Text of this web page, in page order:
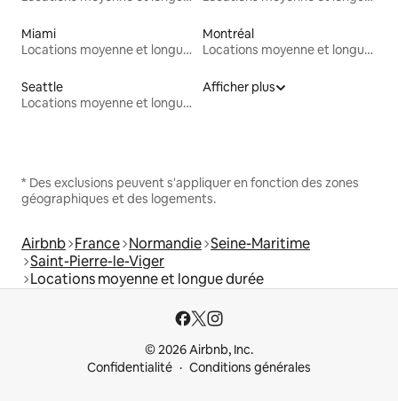
Miami
Locations moyenne et longue durée
Montréal
Locations moyenne et longue durée
Seattle
Locations moyenne et longue durée
Afficher plus
* Des exclusions peuvent s'appliquer en fonction des zones
géographiques et des logements.
Airbnb France Normandie Seine-Maritime
Saint-Pierre-le-Viger
Locations moyenne et longue durée
© 2026 Airbnb, Inc.
Confidentialité
Conditions générales